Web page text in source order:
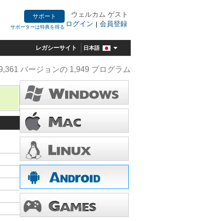
サポート
サポーターは特典を得る
ウェルカム ゲスト
ログイン | 会員登録
レガシーサイト 日本語
バージョンの 1,949 プログラム